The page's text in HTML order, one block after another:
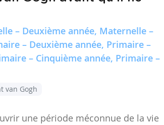
– Deuxième année, Maternelle –
– Deuxième année, Primaire –
– Cinquième année, Primaire –
van Gogh
une période méconnue de la vie